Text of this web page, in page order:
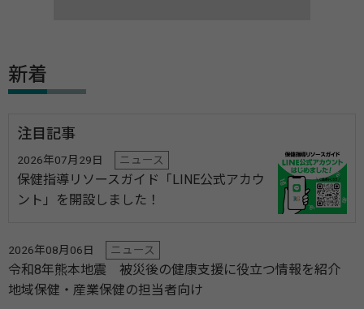
新着
注目記事
2026年07月29日 ニュース
保健指導リソースガイド「LINE公式アカウ
ント」を開設しました！
2026年08月06日 ニュース
令和8年熊本地震 被災後の健康支援に役立つ情報を紹介
地域保健・産業保健の担当者向け